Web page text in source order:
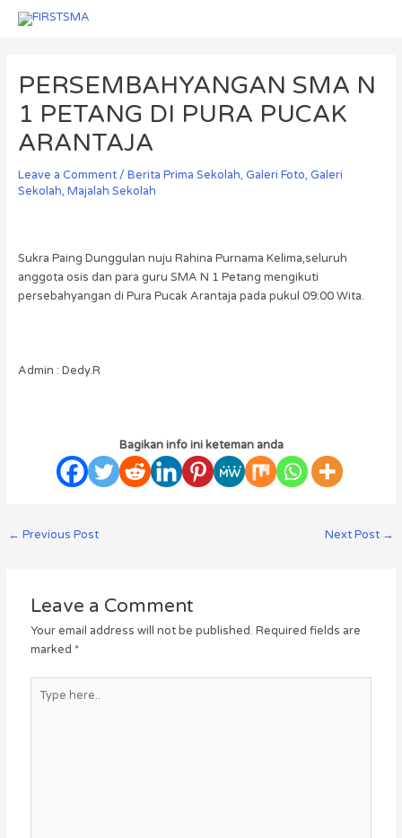
PERSEMBAHYANGAN SMA N
1 PETANG DI PURA PUCAK
ARANTAJA
Leave a Comment / Berita Prima Sekolah, Galeri Foto, Galeri
Sekolah, Majalah Sekolah
Sukra Paing Dunggulan nuju Rahina Purnama Kelima,seluruh
anggota osis dan para guru SMA N 1 Petang mengikuti
persebahyangan di Pura Pucak Arantaja pada pukul 09:00 Wita.
Admin : Dedy.R
Bagikan info ini keteman anda
← Previous Post Next Post →
Leave a Comment
Your email address will not be published. Required fields are
marked *
here..